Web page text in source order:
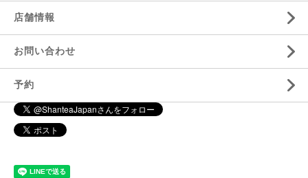
店舗情報
お問い合わせ
予約